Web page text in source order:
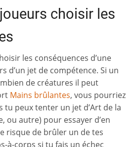
choisir les
les conséquences d’une
d’un jet de compétence. Si un
de créatures il peut
Mains brûlantes, vous pourriez
tu peux tenter un jet d’Art de la
ou autre) pour essayer d’en
risque de brûler un de tes
à-corps si tu fais un échec